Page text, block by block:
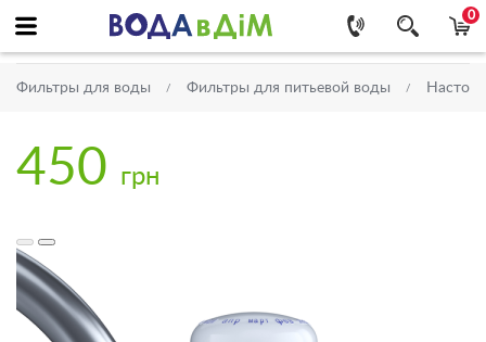
0
Фильтры для воды Фильтры для питьевой воды
450 грн